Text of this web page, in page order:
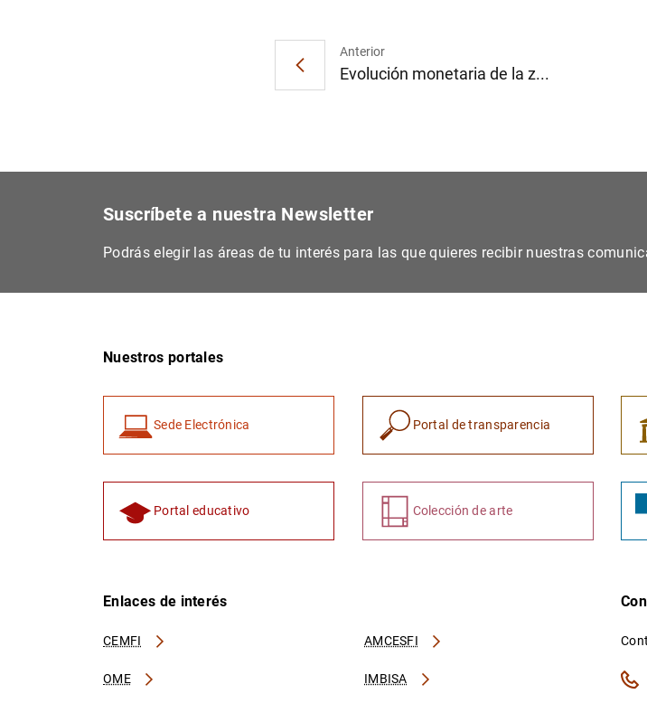
Anterior
Evolución monetaria de la z...
Suscríbete a nuestra Newsletter
Podrás elegir las áreas de tu interés para las que quieres recibir nuestras
Nuestros portales
Sede Electrónica Portal de transparencia
Portal educativo Colección de arte
Enlaces de interés
CEMFI AMCESFI
OME IMBISA